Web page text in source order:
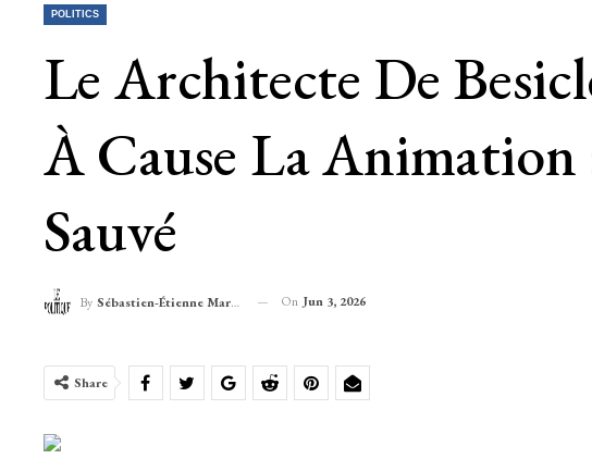
POLITICS
Le Architecte De
À Cause La Animation
Sauvé
By Sébastien-Étienne Marechal On Jun 3, 2026
Share